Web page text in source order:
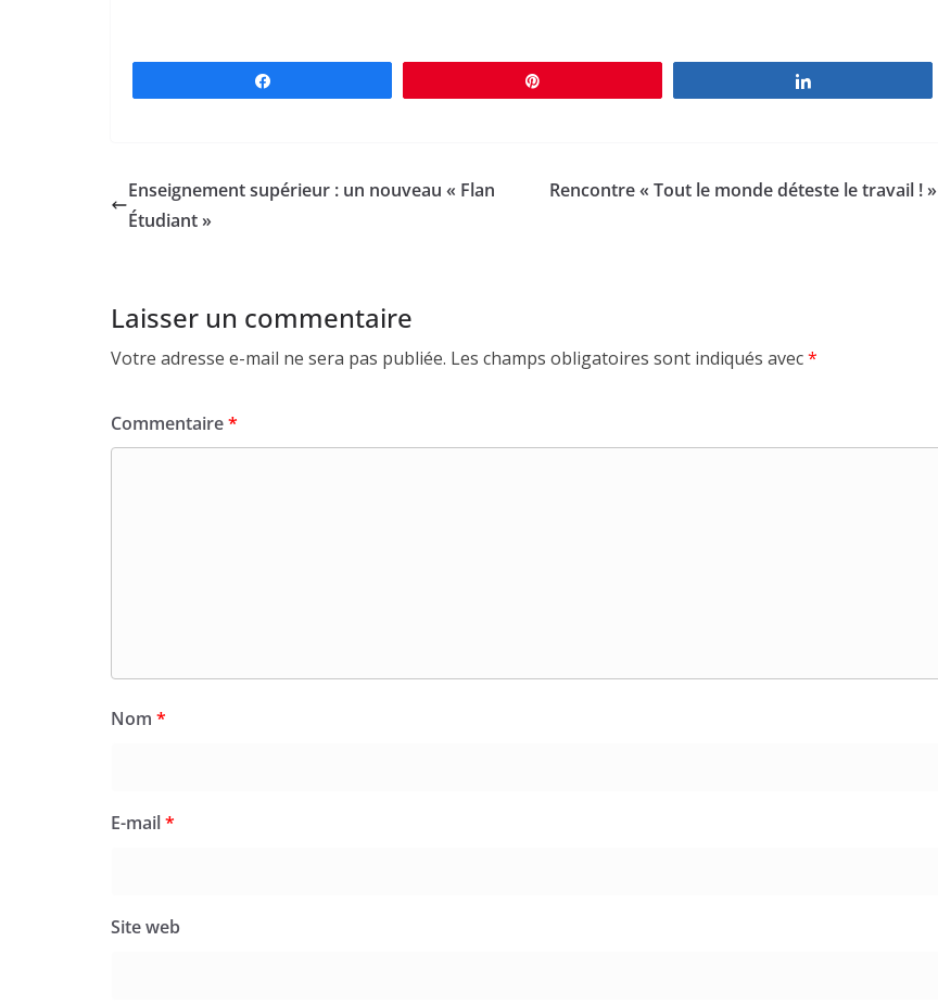
Enseignement supérieur : un nouveau « Flan
Étudiant »
Rencontre « Tout le monde déteste le travail ! »
Laisser un commentaire
Votre adresse e-mail ne sera pas publiée. Les champs obligatoires sont indiqués avec*
Commentaire*
Nom *
E-mail*
Site web